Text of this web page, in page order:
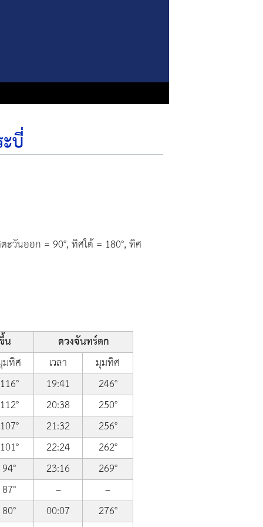
บี่
วันออก = 90°, ทิศใต้ = 180°, ทิศ
น
ดวงจันทร์ตก
ทิศ
เวลา
มุมทิศ
116°
19:41
246°
112°
20:38
250°
107°
21:32
256°
101°
22:24
262°
94°
23:16
269°
87°
–
–
80°
00:07
276°